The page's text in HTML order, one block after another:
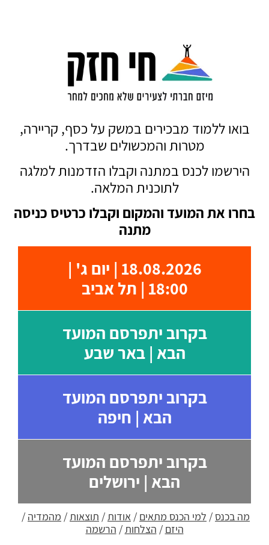
בואו ללמוד מבכירים במשק על כסף, קריירה,
מטרות והמכשולים שבדרך.
הירשמו לכנס במתנה וקבלו הזדמנות למלגה
לתוכנית המלאה.
בחרו את המועד והמקום וקבלו כרטיס כניסה
מתנה
18.08.2026 | יום ג' |
18:00 | תל אביב
בקרוב יתפרסם המועד
הבא | באר שבע
בקרוב יתפרסם המועד
הבא | חיפה
בקרוב יתפרסם המועד
הבא | ירושלים
מה בכנס / למי הכנס מתאים / אודות/ תוצאות/ מהמדיה /
היזם / הצלחות/ הרשמה